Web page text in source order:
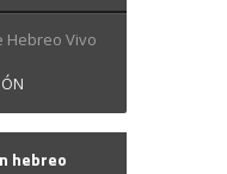
Hebreo Vivo
hebreo